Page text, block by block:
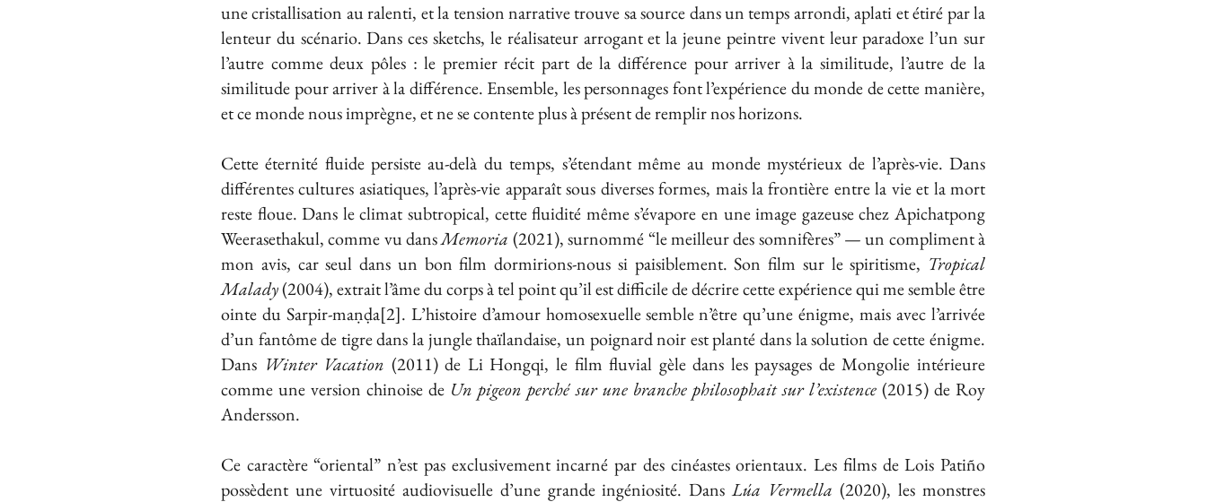
une cristallisation au ralenti, et la tension narrative trouve sa source dans un temps arrondi, aplati et étiré par la
lenteur du scénario. Dans ces sketchs, le réalisateur arrogant et la jeune peintre vivent leur paradoxe l’un sur
l’autre comme deux pôles : le premier récit part de la différence pour arriver à la similitude, l’autre de la
similitude pour arriver à la différence. Ensemble, les personnages font l’expérience du monde de cette manière,
et ce monde nous imprègne, et ne se contente plus à présent de remplir nos horizons.
Cette éternité fluide persiste au-delà du temps, s’étendant même au monde mystérieux de l’après-vie. Dans
différentes cultures asiatiques, l’après-vie apparaît sous diverses formes, mais la frontière entre la vie et la mort
reste floue. Dans le climat subtropical, cette fluidité même s’évapore en une image gazeuse chez Apichatpong
Weerasethakul, comme vu dansMemoria (2021), surnommé “le meilleur des somnifères” — un compliment à
mon avis, car seul dans un bon film dormirions-nous si paisiblement. Son film sur le spiritisme, Tropical
Malady(2004), extrait l’âme du corps à tel point qu’il est difficile de décrire cette expérience qui me semble être
ointe du Sarpir-maṇḍa[2]. L’histoire d’amour homosexuelle semble n’être qu’une énigme, mais avec l’arrivée
d’un fantôme de tigre dans la jungle thaïlandaise, un poignard noir est planté dans la solution de cette énigme.
Dans Winter Vacation (2011) de Li Hongqi, le film fluvial gèle dans les paysages de Mongolie intérieure
comme une version chinoise de Un pigeon perché sur une branche philosophait sur l’existence(2015) de Roy
Andersson.
Ce caractère “oriental” n’est pas exclusivement incarné par des cinéastes orientaux. Les films de Lois Patiño
possèdent une virtuosité audiovisuelle d’une grande ingéniosité. DansLúa Vermella (2020), les monstres